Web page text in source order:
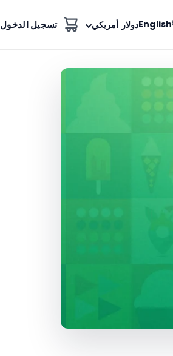
Englishدولار أمريكي تسجيل الدخول